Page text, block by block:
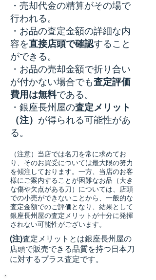
・売却代金の精算がその場で
行われる。
・お品の査定金額の詳細な内
容を直接店頭で確認すること
ができる。
・お品の売却金額で折り合い
が付かない場合でも査定評価
費用は無料である。
・銀座長州屋の査定メリット
（注） が得られる可能性があ
る。​
（注意）当店では名刀を常に求めてお
り、そのお買受については最大限の努力
を傾注しております。一方、当店のお客
様にご案内することが困難なお品（大き
な傷や欠点がある刀）については、店頭
での小売ができないことから、一般的な
査定金額でのご評価となり、結果として
銀座長州屋の査定メリットが十分に発揮
されない可能性がございます。
(注)査定メリットとは銀座長州屋の
店頭で販売できる品質を持つ日本刀
に対するプラス査定です。